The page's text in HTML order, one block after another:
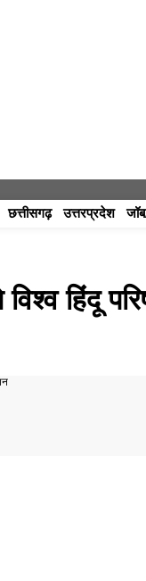
छत्तीसगढ़ उत्तरप्रदेश
हिंदू